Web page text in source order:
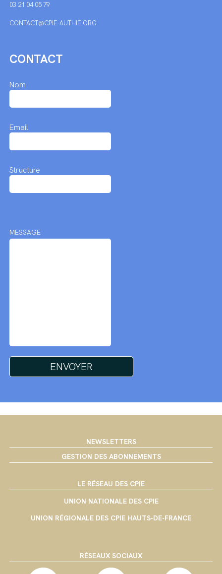
03 21 04 05 79
CONTACT@CPIE-AUTHIE.ORG
CONTACT
Nom
Email
Structure
MESSAGE
NEWSLETTERS
GESTION DES ABONNEMENTS
LE RÉSEAU DES CPIE
UNION NATIONALE DES CPIE
UNION RÉGIONALE DES CPIE HAUTS-DE-FRANCE
RÉSEAUX SOCIAUX